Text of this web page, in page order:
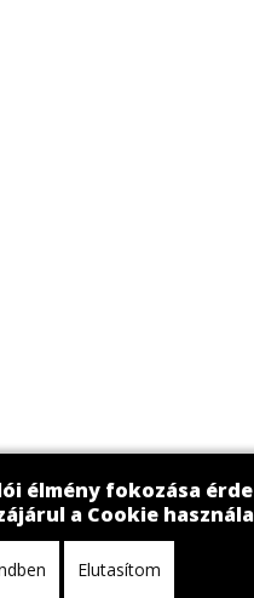
élmény fokozása
a Cookie
Elutasítom